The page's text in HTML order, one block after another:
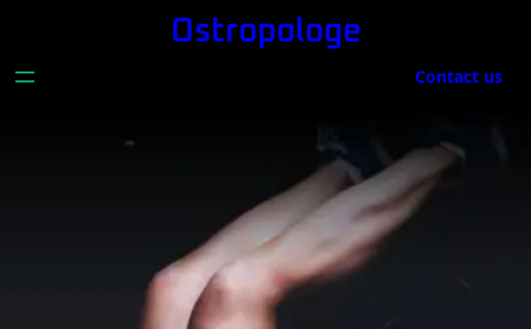
content
Ostropologe
Contact us